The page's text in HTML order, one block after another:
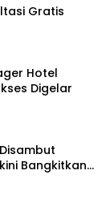
Gratis
Hotel
Digelar
Bangkitkan